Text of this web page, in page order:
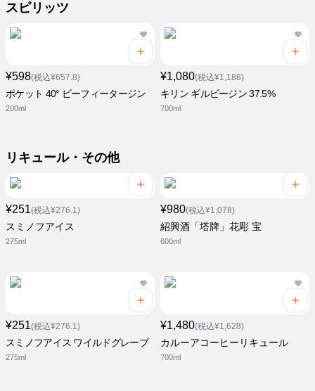
スピリッツ
¥598(税込¥657.8)
ポケット 40° ビーフィータージン
200ml
¥1,080(税込¥1,188)
キリン ギルビージン 37.5%
700ml
リキュール・その他
¥251(税込¥276.1)
スミノフアイス
275ml
¥980(税込¥1,078)
紹興酒「塔牌」花彫 宝
600ml
¥251(税込¥276.1)
スミノフアイス ワイルドグレープ
275ml
¥1,480(税込¥1,628)
カルーアコーヒーリキュール
700ml